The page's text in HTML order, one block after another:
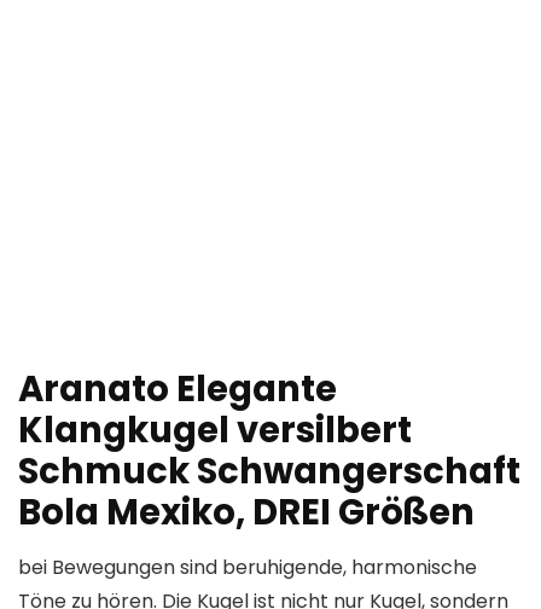
Aranato Elegante
Klangkugel versilbert
Schmuck Schwangerschaft
Bola Mexiko, DREI Größen
bei Bewegungen sind beruhigende, harmonische
Töne zu hören. Die Kugel ist nicht nur Kugel, sondern